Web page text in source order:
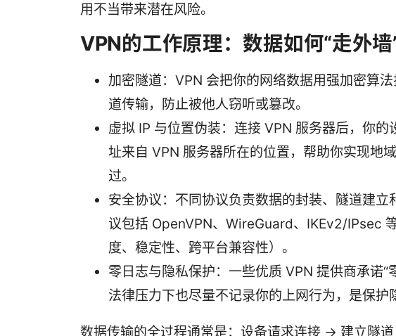
用不当带来潜在风险。
VPN的工作原理：数据如何“走外
加密隧道：VPN 会把你的网络数据用强加密算
道传输，防止被他人窃听或篡改。
虚拟 IP 与位置伪装：连接 VPN 服务器后，你的
址来自 VPN 服务器所在的位置，帮助你实现地
过。
安全协议：不同协议负责数据的封装、隧道建立
议包括 OpenVPN、WireGuard、IKEv2/IPsec
度、稳定性、跨平台兼容性）。
零日志与隐私保护：一些优质 VPN 提供商承诺“
法律压力下也尽量不记录你的上网行为，是保护
数据传输的全过程通常是：设备请求连接 → 建立隧